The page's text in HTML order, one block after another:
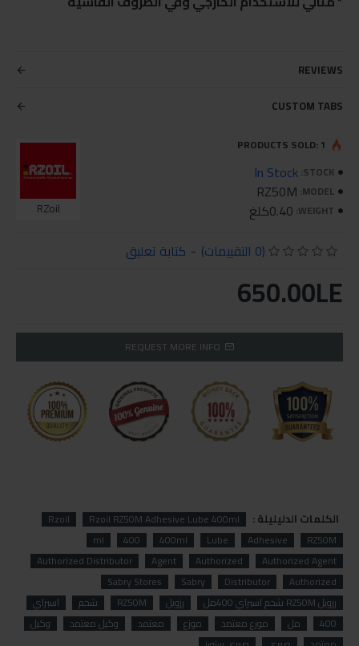
REVIEWS
CUSTOM TABS
STOCK:
In Stock
MODEL:
RZ50M
WEIGHT: 0.40كلغ RZoil
PRODUCTS SOLD: 1
(0 التقييمات) - كتابة تعليق
650.00LE
REQUEST MORE INFO
الكلمات الدليليلة : Rzoil RZ50M Adhesive Lube 400ml
Rzoil
RZ50M
Adhesive
Lube
400ml
400
ml
Authorized Agent
Authorized
Agent
Authorized Distributor
Authorized
Distributor
Sabry
Sabry Stores
رزويل RZ50M شحم اسبراي 400مل
رزويل RZ50M شحم
اسبراي
400
مل موزع معتمد موزع معتمد وكيل معتمد
وكيل